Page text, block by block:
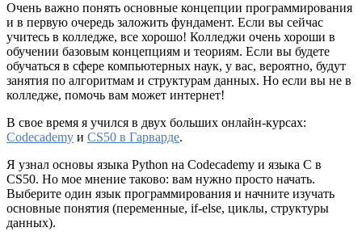
Очень важно понять основные концепции программирования
и в первую очередь заложить фундамент. Если вы сейчас
учитесь в колледже, все хорошо! Колледжи очень хороши в
обучении базовым концепциям и теориям. Если вы будете
обучаться в сфере компьютерных наук, у вас, вероятно, будут
занятия по алгоритмам и структурам данных. Но если вы не в
колледже, помочь вам может интернет!
В свое время я учился в двух больших онлайн-курсах:
Codecademy и CS50 в Гарварде.
Я узнал основы языка Python на Codecademy и языка C в
CS50. Но мое мнение таково: вам нужно просто начать.
Выберите один язык программирования и начните изучать
основные понятия (переменные, if-else, циклы, структуры
данных).